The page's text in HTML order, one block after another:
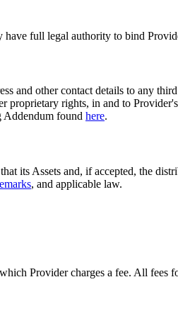
have full legal authority to bind
and other contact details to any
rights, in and to
Addendum found here.
its Assets and, if accepted, the
, and applicable law.
Provider charges a fee. All fees